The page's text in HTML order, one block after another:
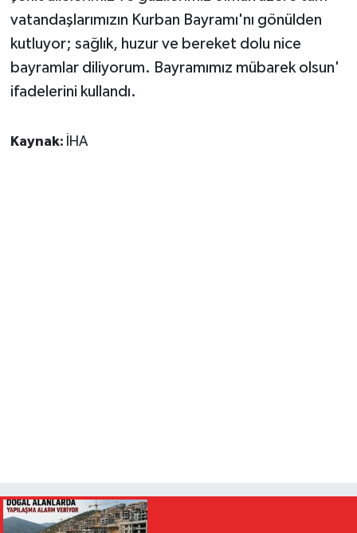
vatandaşlarımızın Kurban Bayramı'nı gönülden
kutluyor; sağlık, huzur ve bereket dolu nice
bayramlar diliyorum. Bayramımız mübarek olsun'
ifadelerini kullandı.
Kaynak: İHA